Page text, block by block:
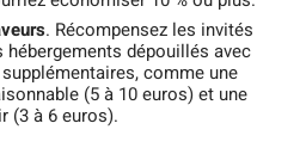
. Récompensez les invités
dépouillés avec
comme une
(5 à 10 euros) et une
(3 à 6 euros).